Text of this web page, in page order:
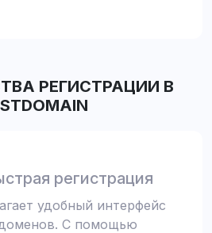
РЕГИСТРАЦИИ В
регистрация
удобный интерфейс
С помощью